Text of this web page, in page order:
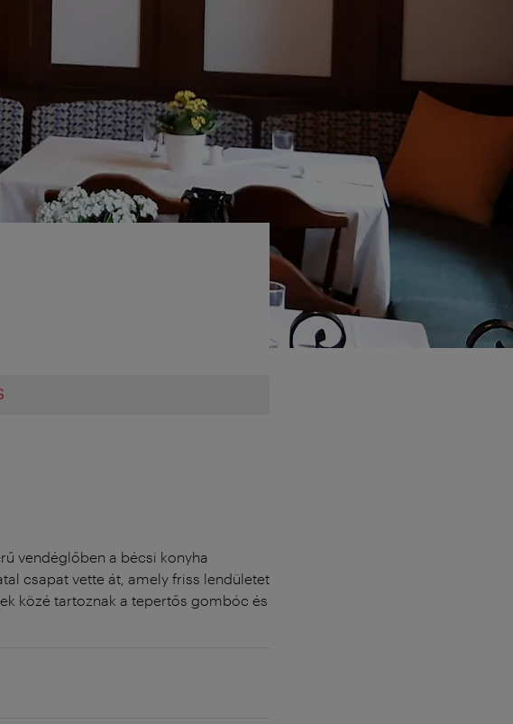
vendéglőben a bécsi konyha
csapat vette át, amely friss lendületet
közé tartoznak a tepertős gombóc és